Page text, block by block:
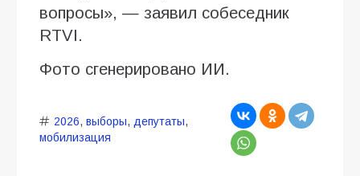
вопросы», — заявил собеседник
RTVI.
Фото сгенерировано ИИ.
2026, выборы, депутаты,
мобилизация